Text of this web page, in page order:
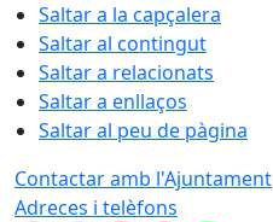
Saltar a la capçalera
Saltar al contingut
Saltar a relacionats
Saltar a enllaços
Saltar al peu de pàgina
Contactar amb l'Ajuntament
Adreces i telèfons